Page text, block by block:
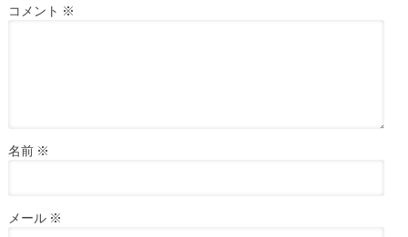
コメント ※
名前 ※
メール ※